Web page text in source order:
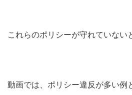
これらのポリシーが守れていない
動画では、ポリシー違反が多い例